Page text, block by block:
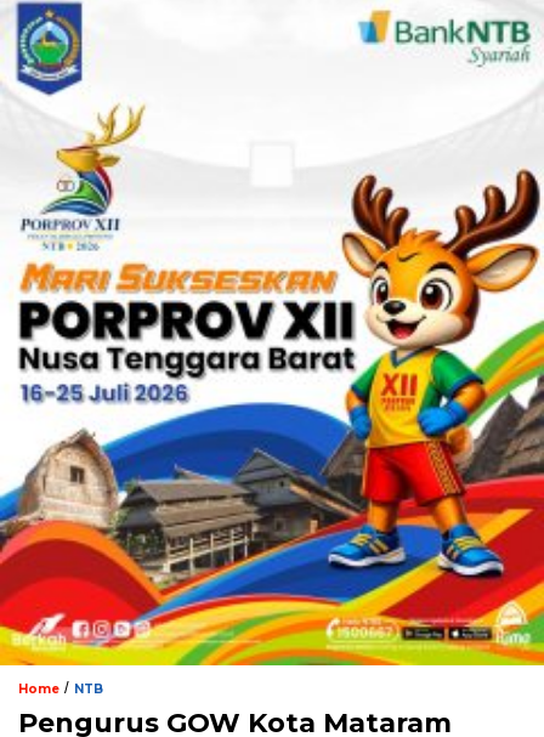
Home / NTB
Pengurus GOW Kota Mataram